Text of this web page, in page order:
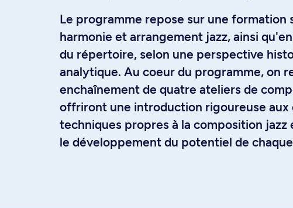
Le programme repose sur une formation
harmonie et arrangement jazz, ainsi
du répertoire, selon une perspective
analytique. Au coeur du programme, on
enchaînement de quatre ateliers de
offriront une introduction rigoureuse aux
techniques propres à la composition
le développement du potentiel de